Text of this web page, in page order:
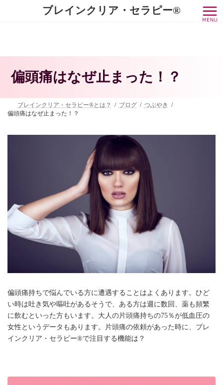
ス
ン
ブレインクリア・セラピー®
偏頭痛はなぜ止まった！？
ブレインクリア・セラピー®とは？ ブログ
つぶやき
偏頭痛はなぜ止まった！？
偏頭痛持ちで悩んでいる方に遭遇することはよくあります。ひど
い時は吐き気や嘔吐があるそうで、ある方は週に数回、薬も頻繁
に飲むといった方もいます。大人の片頭痛持ちの75％が低血圧の
女性というデータもあります。片頭痛の依頼があった時に、ブレ
インクリア・セラピー®で注目する機能は？